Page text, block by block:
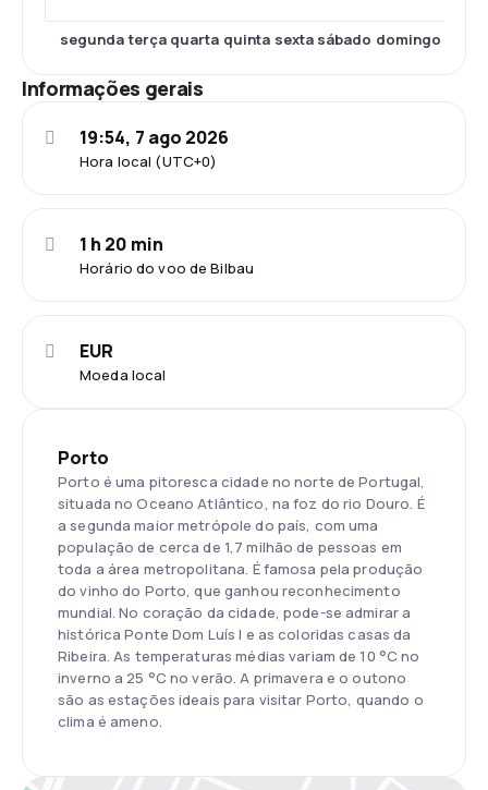
segunda terça quarta quinta sexta sábado domingo
Informações gerais
Hora local (UTC+0)
19:54, 7 ago 2026
Horário do voo de Bilbau
1 h 20 min
Moeda local
EUR
Porto
Porto é uma pitoresca cidade no norte de Portugal,
situada no Oceano Atlântico, na foz do rio Douro. É
a segunda maior metrópole do país, com uma
população de cerca de 1,7 milhão de pessoas em
toda a área metropolitana. É famosa pela produção
do vinho do Porto, que ganhou reconhecimento
mundial. No coração da cidade, pode-se admirar a
histórica Ponte Dom Luís I e as coloridas casas da
Ribeira. As temperaturas médias variam de 10 °C no
inverno a 25 °C no verão. A primavera e o outono
são as estações ideais para visitar Porto, quando o
clima é ameno.